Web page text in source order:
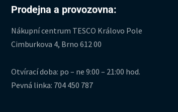
Prodejna a provozovna:
Nákupní centrum TESCO Královo Pole
Cimburkova 4, Brno 612 00
Otvírací doba: po – ne 9:00 – 21:00 hod.
Pevná linka: 704 450 787